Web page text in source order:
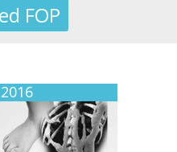
FOP
2016